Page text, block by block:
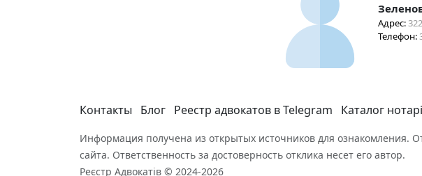
Адрес:
Телефон:
Контакты Блог Реестр адвокатов в Telegram Каталог
Информация получена из открытых источников для
сайта. Ответственность за достоверность отклика несет его автор.
Реєстр Адвокатів © 2024-2026